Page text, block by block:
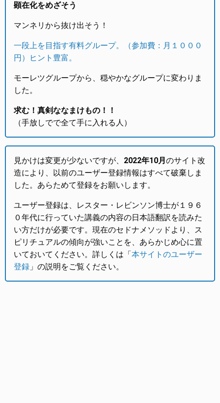
顕在化をめざそう
マンネリから抜け出そう！
一段上を目指す有料グループ。（参加費：月１０００
円）ヒント豊富。
モーレツグループから、穏やかなグループに変わりま
した。
求む！真剣ななまけもの！！
（手放しでで全て手に入れる人）
見かけは変更が少ないですが、 2022年10月 のサイト改
造により、以前のユーザー登録情報はすべて破棄しま
した。あらためて登録をお願いします。
ユーザー登録は、レスター・レビンソン博士が１９６
０年代に行っていた講義の内容の日本語翻訳を読みた
い方だけが必要です。現在のセドナメソッドより、ス
ピリチュアルの傾向が強いことを、あらかじめ心に置
いておいてください。詳しくは「 本サイトのユーザー
登録 」の説明をご覧ください。